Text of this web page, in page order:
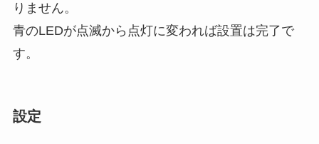
りません。
青のLEDが点滅から点灯に変われば設置は完了で
す。
設定